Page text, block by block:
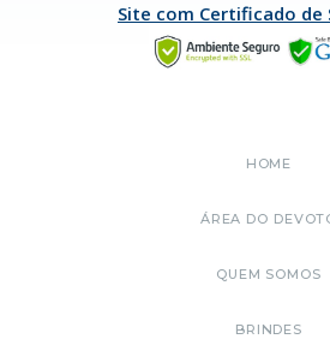
Site com Certificado de
HOME
ÁREA DO
QUEM SOMOS
BRINDES